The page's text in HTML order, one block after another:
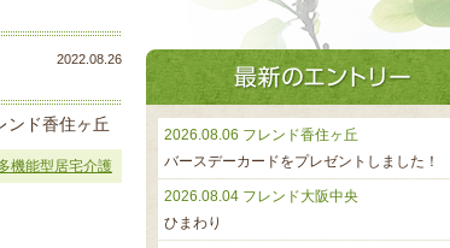
2022.08.26
ンド香住ヶ丘
機能型居宅介護
2026.08.06 フレンド香住ヶ丘
バースデーカードをプレゼントしました！
2026.08.04 フレンド大阪中央
ひまわり